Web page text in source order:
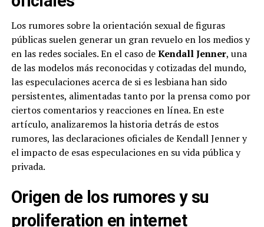
Los rumores sobre la orientación sexual de figuras
públicas suelen generar un gran revuelo en los medios y
en las redes sociales. En el caso deKendall Jenner, una
de las modelos más reconocidas y cotizadas del mundo,
las especulaciones acerca de si es lesbiana han sido
persistentes, alimentadas tanto por la prensa como por
ciertos comentarios y reacciones en línea. En este
artículo, analizaremos la historia detrás de estos
rumores, las declaraciones oficiales de Kendall Jenner y
el impacto de esas especulaciones en su vida pública y
privada.
Origen de los rumores y su
proliferation en internet